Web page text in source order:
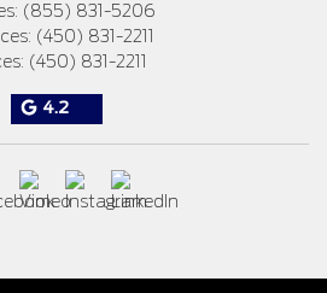
(855) 831-5206
(450) 831-2211
(450) 831-2211
4.2